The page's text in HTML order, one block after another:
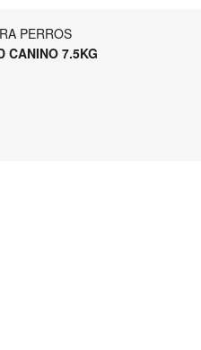
PERROS
CANINO 7.5KG